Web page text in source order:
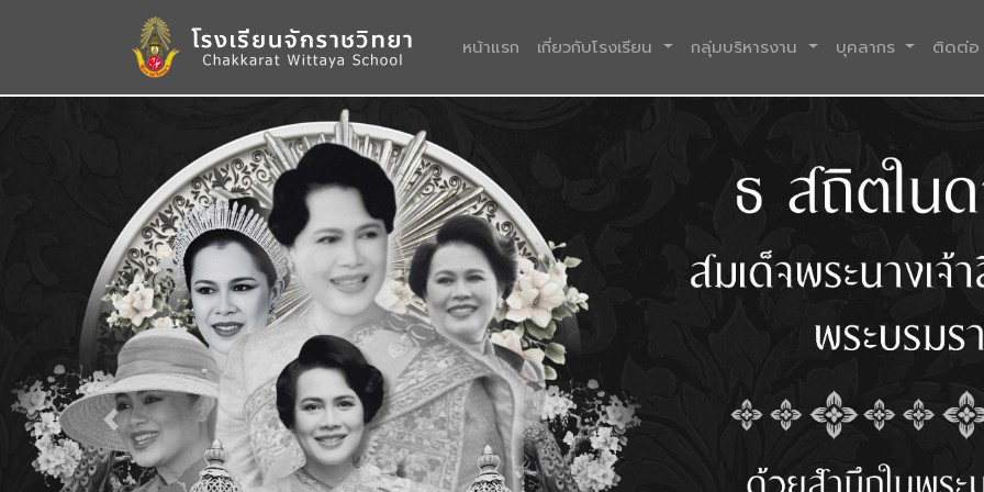
หน้าแรก (current)
เกี่ยวกับโรงเรียน กลุ่มบริหารงาน บุคลากร ติดต่อ
Previous